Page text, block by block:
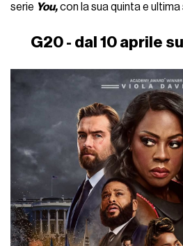
serie You,con la sua quinta e
G20 - dal 10 aprile